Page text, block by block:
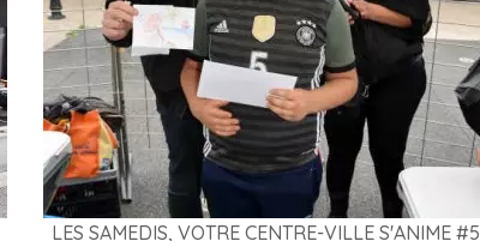
LES SAMEDIS, VOTRE CENTRE-VILLE S'ANIME #5